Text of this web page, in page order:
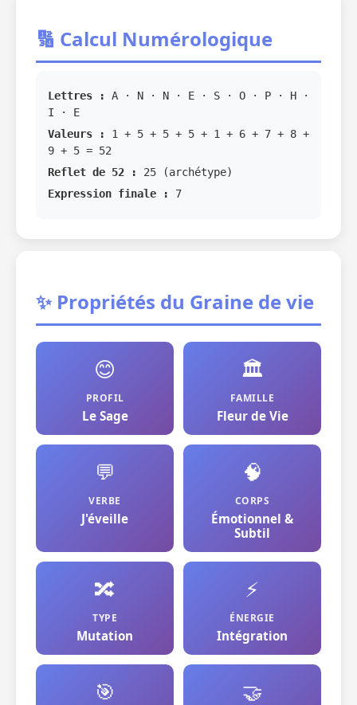
🔢 Calcul Numérologique
Lettres :
A · N · N · E · S · O · P · H ·
I · E
Valeurs :
1 + 5 + 5 + 5 + 1 + 6 + 7 + 8 +
9 + 5 = 52
Reflet de 52 :
25 (archétype)
Expression finale :
7
✨ Propriétés du Graine de vie
😊
PROFIL
Le Sage
🏛️
FAMILLE
Fleur de Vie
💬
VERBE
J'éveille
🧠
CORPS
Émotionnel &
Subtil
🔀
TYPE
Mutation
⚡
ÉNERGIE
Intégration
🎯 🤝